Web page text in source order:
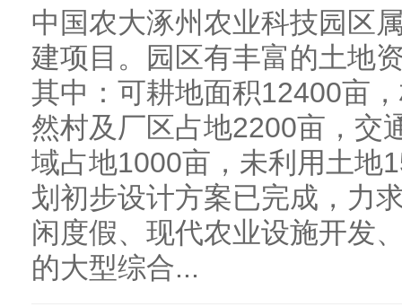
中国农大涿州农业科技园区
建项目。园区有丰富的土地
其中：可耕地面积12400亩
然村及厂区占地2200亩，交
域占地1000亩，未利用土地
划初步设计方案已完成，力
闲度假、现代农业设施开发
的大型综合...